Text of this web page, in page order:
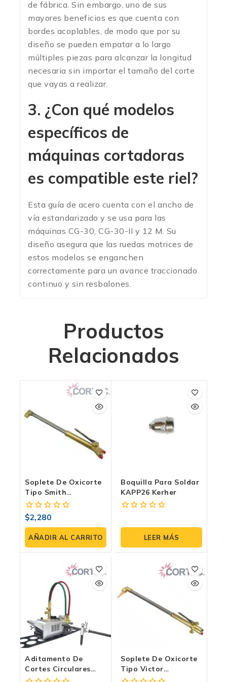
de fábrica. Sin embargo, uno de sus
mayores beneficios es que cuenta con
bordes acoplables, de modo que por su
diseño se pueden empatar a lo largo
múltiples piezas para alcanzar la longitud
necesaria sin importar el tamaño del corte
que vayas a realizar.
3. ¿Con qué modelos
específicos de
máquinas cortadoras
es compatible este riel?
Esta guía de acero cuenta con el ancho de
vía estandarizado y se usa para las
máquinas CG-30, CG-30-II y 12 M. Su
diseño asegura que las ruedas motrices de
estos modelos se enganchen
correctamente para un avance traccionado
continuo y sin resbalones.
Productos
Relacionados
Soplete De Oxicorte
Tipo Smith
COR*SC1620-CH:
Rendimiento
Superior
0
fuera
de
5
$2,280
AÑADIR AL CARRITO
Boquilla Para Soldar
KAPP26 Kerher
fuera
5
LEER MÁS
Aditamento De
Cortes Circulares
COR*MC-CCA Para
Soplete De Oxicorte
Tipo Victor
COR*SC900FC: